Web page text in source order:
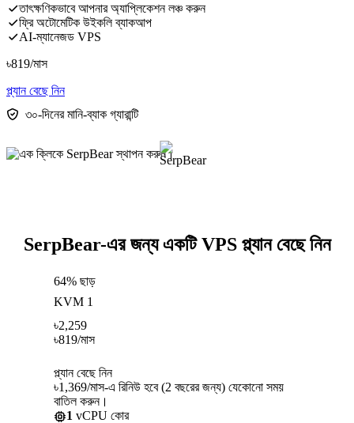
তাৎক্ষণিকভাবে আপনার অ্যাপ্লিকেশন লঞ্চ করুন
ফ্রি অটোমেটিক উইকলি ব্যাকআপ
AI-ম্যানেজড VPS
৳819/মাস
প্ল্যান বেছে নিন
৩০-দিনের মানি-ব্যাক গ্যারান্টি
SerpBear-এর জন্য একটি VPS প্ল্যান বেছে নিন
64% ছাড়
KVM 1
৳2,259
৳819/মাস
প্ল্যান বেছে নিন
৳1,369/মাস-এ রিনিউ হবে (2 বছরের জন্য) যেকোনো সময়
বাতিল করুন।
1 vCPU কোর